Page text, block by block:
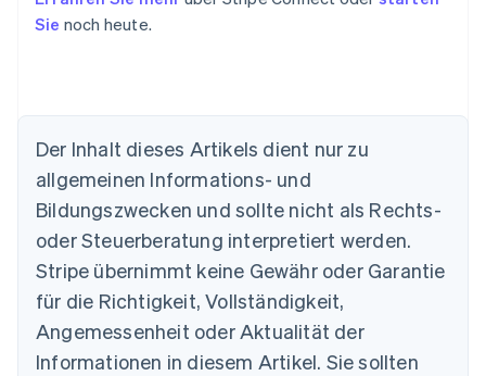
Sie noch heute.
Der Inhalt dieses Artikels dient nur zu
allgemeinen Informations- und
Bildungszwecken und sollte nicht als Rechts-
oder Steuerberatung interpretiert werden.
Stripe übernimmt keine Gewähr oder Garantie
für die Richtigkeit, Vollständigkeit,
Angemessenheit oder Aktualität der
Informationen in diesem Artikel. Sie sollten
Australien
English
Nederlands FrançaisDeutschEnglish
Brasilien
English
Bulgarien
English